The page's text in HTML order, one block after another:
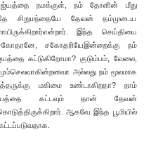
நமக்குள், நம் தோளின் மீது
சிறுமந்தையே தேவன் தம்முடைய
இந்த செய்தியை
சகோதரியேஇன்றைக்கு நம்
கட்டுகிறோமா? குடும்பம், வேலை,
அல்லது நம் மூலமாக
மகிமை உண்டாகிறதா? நாம்
கட்டவும் தான் தேவன்
ஆகவே இந்த பூமியில்